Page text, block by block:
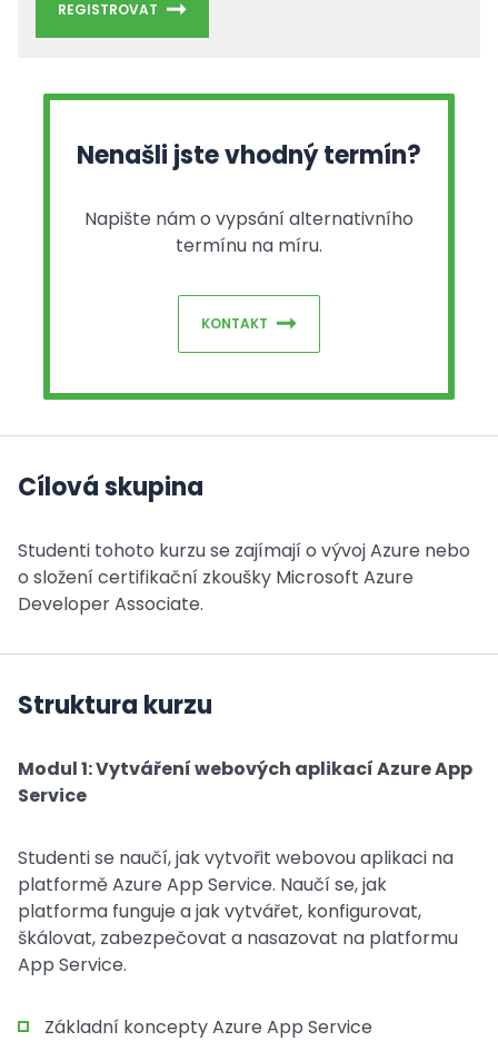
REGISTROVAT
Nenašli jste vhodný termín?
Napište nám o vypsání alternativního
termínu na míru.
KONTAKT
Cílová skupina
Studenti tohoto kurzu se zajímají o vývoj Azure nebo
o složení certifikační zkoušky Microsoft Azure
Developer Associate.
Struktura kurzu
Modul 1: Vytváření webových aplikací Azure App
Service
Studenti se naučí, jak vytvořit webovou aplikaci na
platformě Azure App Service. Naučí se, jak
platforma funguje a jak vytvářet, konfigurovat,
škálovat, zabezpečovat a nasazovat na platformu
App Service.
Základní koncepty Azure App Service